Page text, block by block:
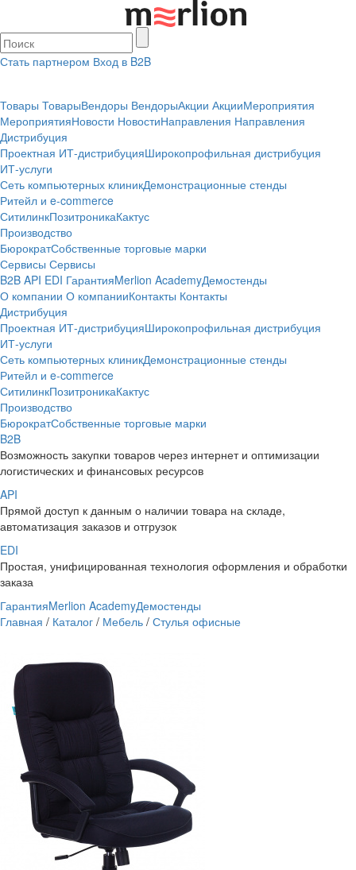
Стать партнером Вход в B2B
Товары ТоварыВендоры ВендорыАкции АкцииМероприятия
МероприятияНовости НовостиНаправления Направления
Дистрибуция
Проектная ИТ-дистрибуцияШирокопрофильная дистрибуция
ИТ-услуги
Сеть компьютерных клиникДемонстрационные стенды
Ритейл и e-commerce
СитилинкПозитроникаКактус
Производство
БюрократСобственные торговые марки
Сервисы Сервисы
B2B API EDI ГарантияMerlion AcademyДемостенды
О компании О компанииКонтакты Контакты
Дистрибуция
Проектная ИТ-дистрибуцияШирокопрофильная дистрибуция
ИТ-услуги
Сеть компьютерных клиникДемонстрационные стенды
Ритейл и e-commerce
СитилинкПозитроникаКактус
Производство
БюрократСобственные торговые марки
B2B
Возможность закупки товаров через интернет и оптимизации
логистических и финансовых ресурсов
API
Прямой доступ к данным о наличии товара на складе,
автоматизация заказов и отгрузок
EDI
Простая, унифицированная технология оформления и обработки
заказа
ГарантияMerlion AcademyДемостенды
Главная / Каталог / Мебель / Стулья офисные